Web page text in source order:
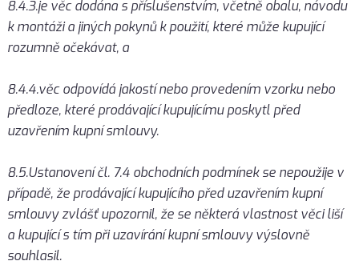
8.4.3.je věc dodána s příslušenstvím, včetně obalu, návodu
k montáži a jiných pokynů k použití, které může kupující
rozumně očekávat, a
8.4.4.věc odpovídá jakostí nebo provedením vzorku nebo
předloze, které prodávající kupujícímu poskytl před
uzavřením kupní smlouvy.
8.5.Ustanovení čl. 7.4 obchodních podmínek se nepoužije v
případě, že prodávající kupujícího před uzavřením kupní
smlouvy zvlášť upozornil, že se některá vlastnost věci liší
a kupující s tím při uzavírání kupní smlouvy výslovně
souhlasil.